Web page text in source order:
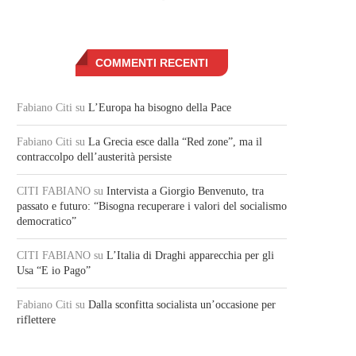
COMMENTI RECENTI
Fabiano Citi su L’Europa ha bisogno della Pace
Fabiano Citi su La Grecia esce dalla “Red zone”, ma il
contraccolpo dell’austerità persiste
CITI FABIANO su Intervista a Giorgio Benvenuto, tra
passato e futuro: “Bisogna recuperare i valori del socialismo
democratico”
CITI FABIANO su L’Italia di Draghi apparecchia per gli
Usa “E io Pago”
Fabiano Citi su Dalla sconfitta socialista un’occasione per
riflettere